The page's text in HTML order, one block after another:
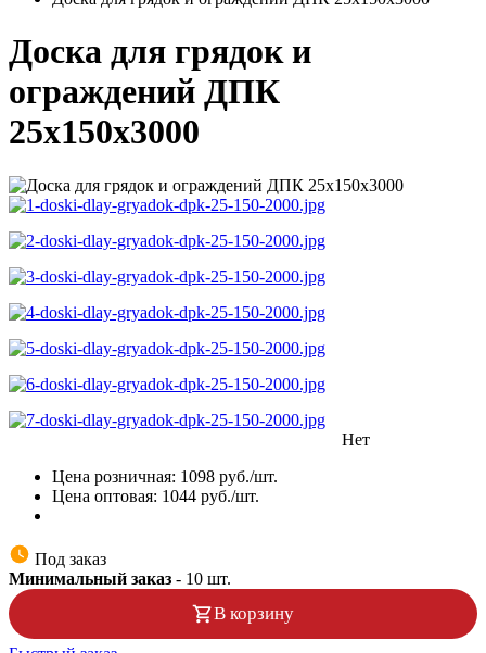
Доска для грядок и
ограждений ДПК
25х150х3000
Нет
Цена розничная: 1098 руб./шт.
Цена оптовая: 1044 руб./шт.
Под заказ
Минимальный заказ - 10 шт.
В корзину